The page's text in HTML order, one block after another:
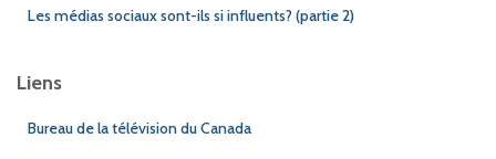
Les médias sociaux sont-ils si influents? (partie 2)
Liens
Bureau de la télévision du Canada